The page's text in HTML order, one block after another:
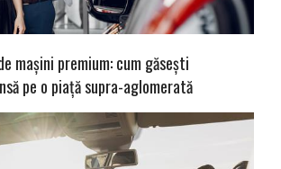
mașini premium: cum găsești
pe o piață supra-aglomerată